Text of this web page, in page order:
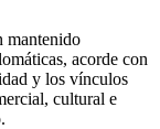
mantenido
acorde con
y los vínculos
cultural e